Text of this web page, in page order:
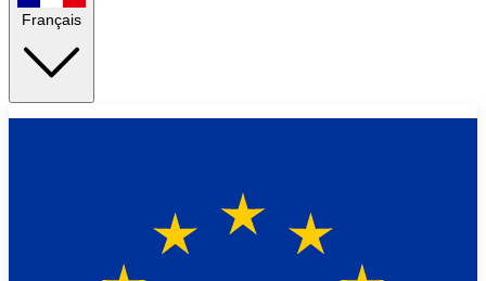
Français